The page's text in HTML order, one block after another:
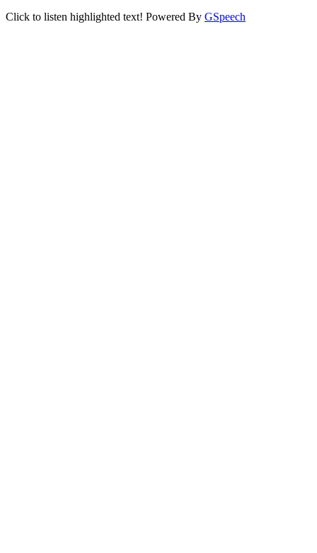
Click to listen highlighted text! Powered By GSpeech